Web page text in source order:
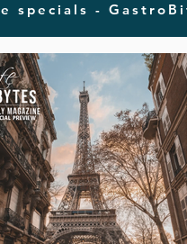
specials -